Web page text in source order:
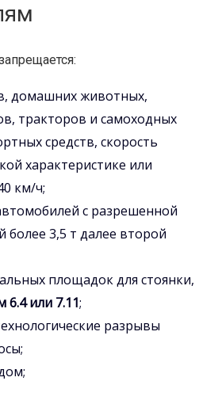
домашних животных,
тракторов и самоходных
средств, скорость
характеристике или
км/ч;
с разрешенной
более 3,5 т далее второй
площадок для стоянки,
6.4 или 7.11;
разрывы